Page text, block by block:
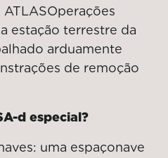
ATLASOperações
estação terrestre da
arduamente
de remoção
d especial?
uma espaçonave